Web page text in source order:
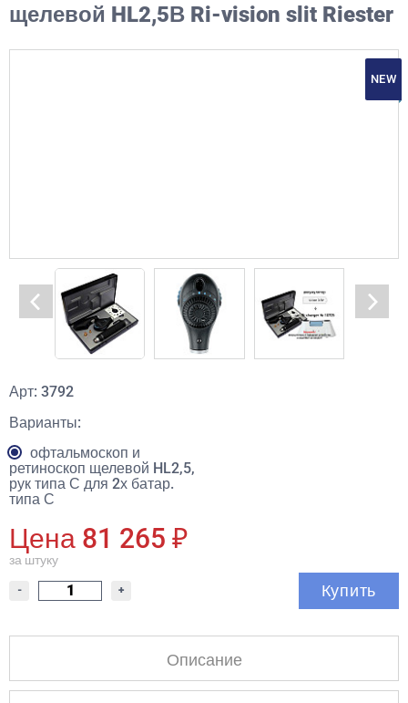
щелевой HL2,5В Ri-vision slit Riester
NEW
Арт: 3792
Варианты:
офтальмоскоп и
ретиноскоп щелевой HL2,5,
рук типа С для 2х батар.
типа С
Цена 81 265 ₽
за штуку
- + Купить
Описание